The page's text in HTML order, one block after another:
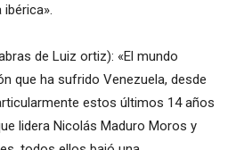
ibérica».
de Luiz ortiz): «El mundo
que ha sufrido Venezuela, desde
estos últimos 14 años
lidera Nicolás Maduro Moros y